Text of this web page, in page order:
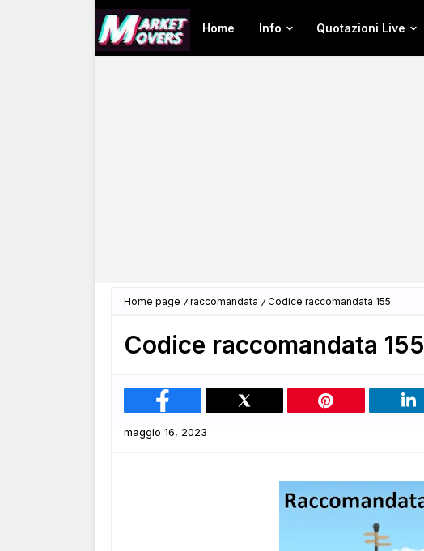
Home Info Quotazioni Live
Home page raccomandata Codice raccomandata 155
Codice raccomandata 155
maggio 16, 2023